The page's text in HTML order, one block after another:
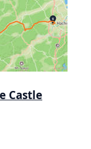
Castle